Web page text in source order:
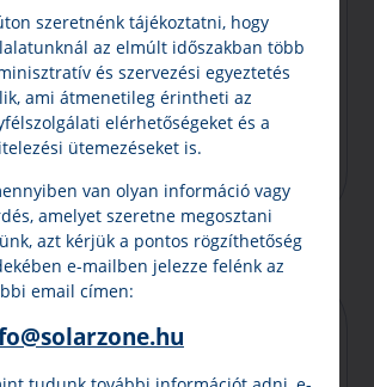
rendszer – kinek éri meg
meg?
szeretnénk tájékoztatni, hogy
az elmúlt időszakban több
és szervezési egyeztetés
ami átmenetileg érintheti az
elérhetőségeket és a
ütemezéseket is.
van olyan információ vagy
amelyet szeretne megosztani
azt kérjük a pontos rögzíthetőség
e-mailben jelezze felénk az
email címen: